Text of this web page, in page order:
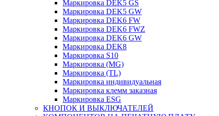
Маркировка DEK5 GS
Маркировка DEK5 GW
Маркировка DEK6 FW
Маркировка DEK6 FWZ
Маркировка DEK6 GW
Маркировка DEK8
Маркировка S10
Маркировка (MG)
Маркировка (TL)
Маркировка индивидуальная
Маркировка клемм заказная
Маркировка ESG
КНОПОК И ВЫКЛЮЧАТЕЛЕЙ